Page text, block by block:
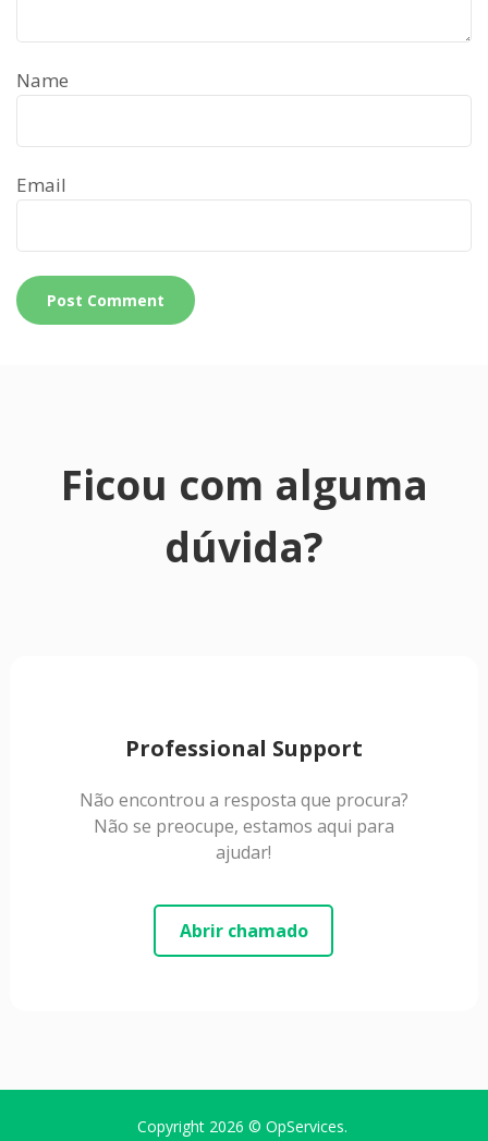
Name
Email
Ficou com alguma
dúvida?
Professional Support
Não encontrou a resposta que procura?
Não se preocupe, estamos aqui para
ajudar!
Abrir chamado
Copyright 2026 © OpServices.